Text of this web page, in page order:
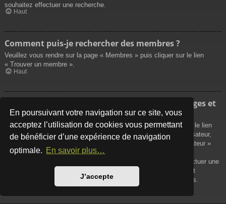
En poursuivant votre navigation sur ce site, vous
acceptez l’utilisation de cookies vous permettant
de bénéficier d’une expérience de navigation
optimale. En savoir plus…
J’accepte
souhaitez effectuer une recherche.
Haut
Comment puis-je rechercher des membres ?
Veuillez vous rendre sur la page « Membres » puis cliquer sur le lien
« Trouver un membre ».
Haut
Comment puis-je retrouver mes propres messages et
sujets ?
Vos propres messages peuvent être affichés soit en cliquant sur le lien
« Afficher vos messages » dans le panneau de contrôle de l’utilisateur,
soit en cliquant sur le lien « Rechercher les messages de l’utilisateur »
sur la page de votre propre profil ou soit en cliquant sur le menu
« Raccourcis » situé sur la partie supérieure du forum. Pour effectuer une
recherche de vos propres sujets, utilisez la recherche avancée et
remplissez convenablement les options qui vous sont disponibles.